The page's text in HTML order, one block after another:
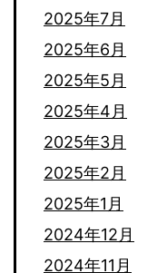
2025年7月
2025年6月
2025年5月
2025年4月
2025年3月
2025年2月
2025年1月
2024年12月
2024年11月